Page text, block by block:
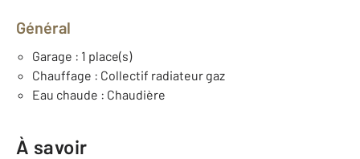
Général
Garage : 1 place(s)
Chauffage : Collectif radiateur gaz
Eau chaude : Chaudière
À savoir